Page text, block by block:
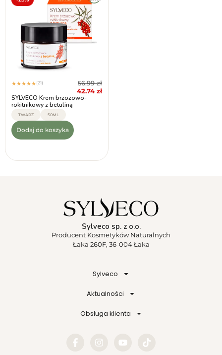
★★★★★(21) 56.99zł
42.74 zł
SYLVECO Krem brzozowo-
rokitnikowy z betuliną
TWARZ 50ML
Dodaj do koszyka
Sylveco sp. z o.o.
Producent Kosmetyków Naturalnych
Łąka 260F, 36-004 Łąka
Sylveco
Aktualności
Obsługa klienta